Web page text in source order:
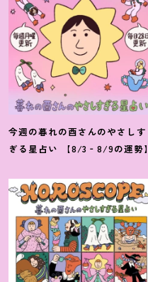
今週の暮れの酉さんのやさしす
ぎる星占い 【8/3‐8/9の運勢】